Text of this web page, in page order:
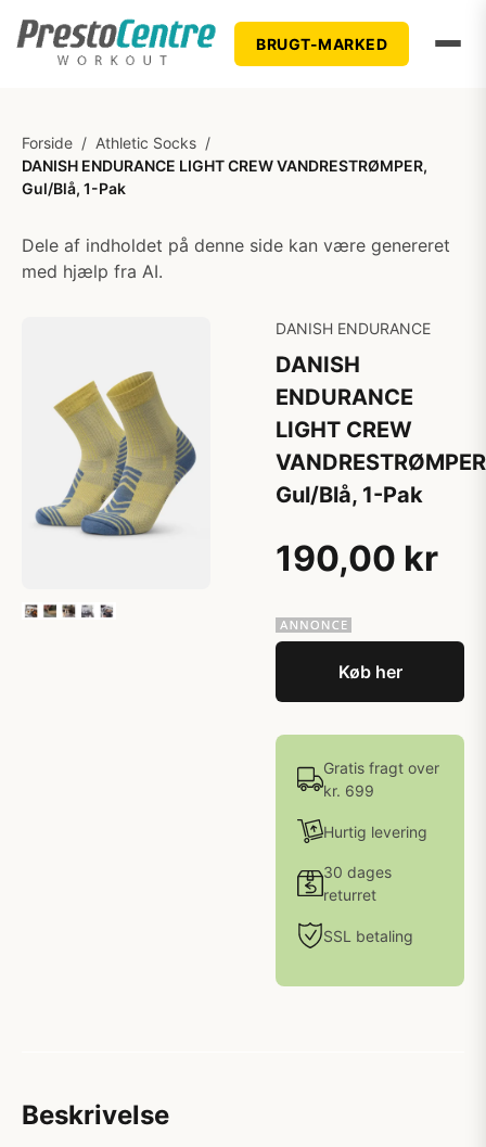
BRUGT-MARKED
Forside / Athletic Socks /
DANISH ENDURANCE LIGHT CREW VANDRESTRØMPER,
Gul/Blå, 1-Pak
Dele af indholdet på denne side kan være genereret
med hjælp fra AI.
DANISH ENDURANCE
DANISH
ENDURANCE
LIGHT CREW
Gul/Blå, 1-Pak
190,00 kr
Køb her
Gratis fragt over
kr. 699
Hurtig levering
30 dages
returret
SSL betaling
Beskrivelse